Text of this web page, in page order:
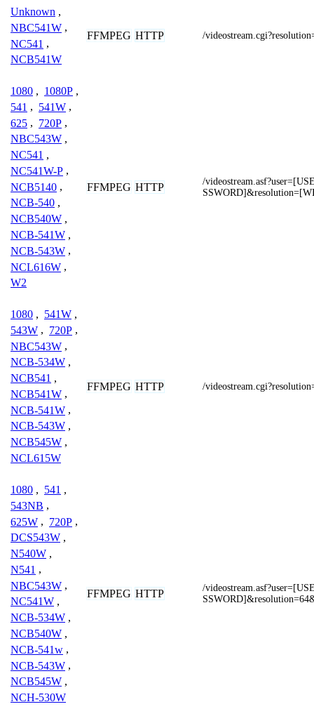
Unknown ,
NBC541W ,
NC541 ,
NCB541W
FFMPEG HTTP /
1080 , 1080P ,
541 , 541W ,
625 , 720P ,
NBC543W ,
NC541 ,
NC541W-P ,
NCB5140 ,
NCB-540 ,
NCB540W ,
NCB-541W ,
NCB-543W ,
NCL616W ,
W2
FFMPEG HTTP
/
1080 , 541W ,
543W , 720P ,
NBC543W ,
NCB-534W ,
NCB541 ,
NCB541W ,
NCB-541W ,
NCB-543W ,
NCB545W ,
NCL615W
FFMPEG HTTP /
1080 , 541 ,
543NB ,
625W , 720P ,
DCS543W ,
N540W ,
N541 ,
NBC543W ,
NC541W ,
NCB-534W ,
NCB540W ,
NCB-541w ,
NCB-543W ,
NCB545W ,
NCH-530W
FFMPEG HTTP
/